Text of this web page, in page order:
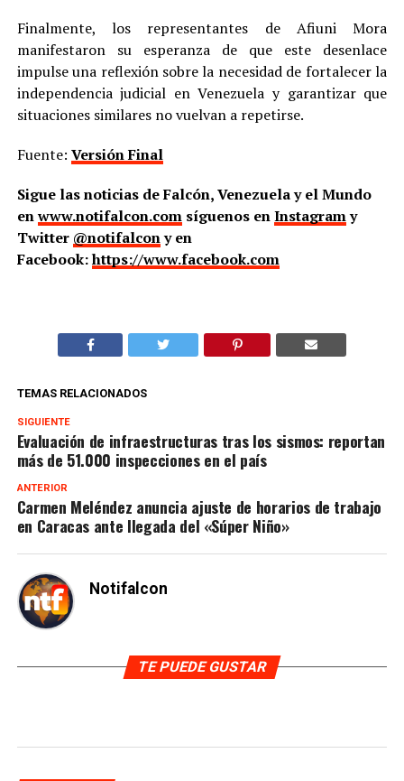
Finalmente, los representantes de Afiuni Mora
manifestaron su esperanza de que este desenlace
impulse una reflexión sobre la necesidad de fortalecer la
independencia judicial en Venezuela y garantizar que
situaciones similares no vuelvan a repetirse.
Fuente: Versión Final
Sigue las noticias de Falcón, Venezuela y el Mundo
enwww.notifalcon.comsíguenos enInstagramy
Twitter @notifalcony en
Facebook:https://www.facebook.com
TEMAS RELACIONADOS
SIGUIENTE
Evaluación de infraestructuras tras los sismos: reportan
más de 51.000 inspecciones en el país
ANTERIOR
Carmen Meléndez anuncia ajuste de horarios de trabajo
en Caracas ante llegada del «Súper Niño»
Notifalcon
TE PUEDE GUSTAR